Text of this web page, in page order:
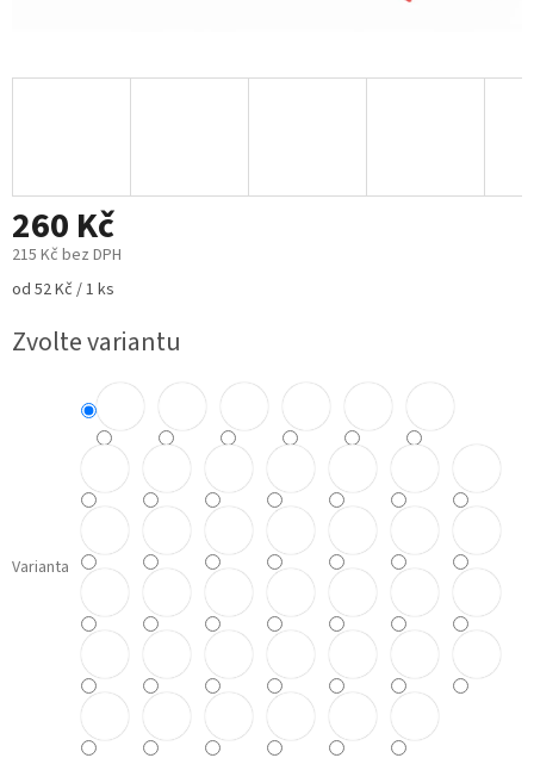
260 Kč
215 Kč bez DPH
Měrná
od 52 Kč / 1 ks
Zvolte variantu
Varianta